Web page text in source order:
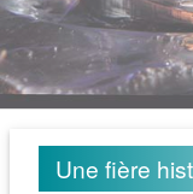
Une fière